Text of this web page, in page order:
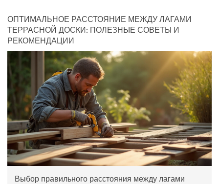
ОПТИМАЛЬНОЕ РАССТОЯНИЕ МЕЖДУ ЛАГАМИ
ТЕРРАСНОЙ ДОСКИ: ПОЛЕЗНЫЕ СОВЕТЫ И
РЕКОМЕНДАЦИИ
Выбор правильного расстояния между лагами